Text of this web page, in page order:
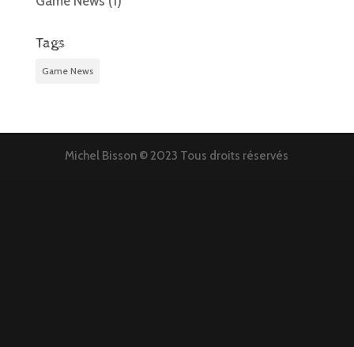
Tags
Game News
Michel Bisson © 2023 Tous droits réservés